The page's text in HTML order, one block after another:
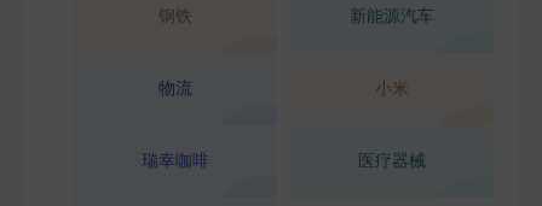
钢铁 新能源汽车
物流 小米
瑞幸咖啡 医疗器械